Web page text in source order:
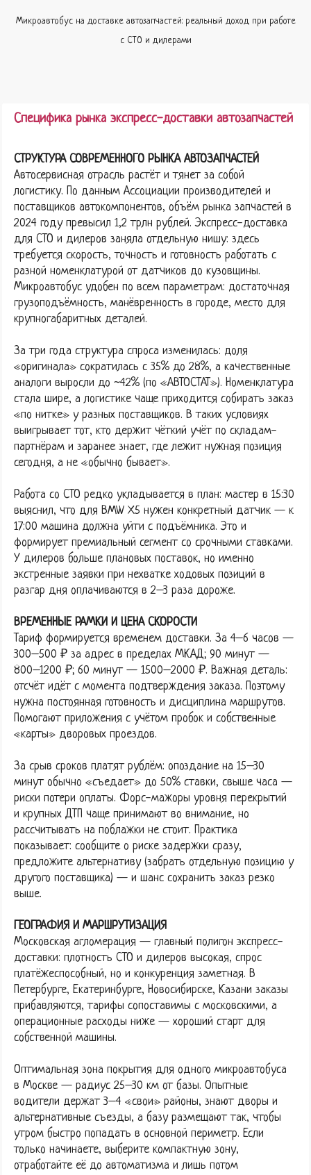
Микроавтобус на доставке автозапчастей: реальный доход при работе
с СТО и дилерами
Специфика рынка экспресс-доставки автозапчастей
СТРУКТУРА СОВРЕМЕННОГО РЫНКА АВТОЗАПЧАСТЕЙ
Автосервисная отрасль растёт и тянет за собой
логистику. По данным Ассоциации производителей и
поставщиков автокомпонентов, объём рынка запчастей в
2024 году превысил 1,2 трлн рублей. Экспресс-доставка
для СТО и дилеров заняла отдельную нишу: здесь
требуется скорость, точность и готовность работать с
разной номенклатурой от датчиков до кузовщины.
Микроавтобус удобен по всем параметрам: достаточная
грузоподъёмность, манёвренность в городе, место для
крупногабаритных деталей.
За три года структура спроса изменилась: доля
«оригинала» сократилась с 35% до 28%, а качественные
аналоги выросли до ~42% (по «АВТОСТАТ»). Номенклатура
стала шире, а логистике чаще приходится собирать заказ
«по нитке» у разных поставщиков. В таких условиях
выигрывает тот, кто держит чёткий учёт по складам-
партнёрам и заранее знает, где лежит нужная позиция
сегодня, а не «обычно бывает».
Работа со СТО редко укладывается в план: мастер в 15:30
выяснил, что для BMW X5 нужен конкретный датчик — к
17:00 машина должна уйти с подъёмника. Это и
формирует премиальный сегмент со срочными ставками.
У дилеров больше плановых поставок, но именно
экстренные заявки при нехватке ходовых позиций в
разгар дня оплачиваются в 2–3 раза дороже.
ВРЕМЕННЫЕ РАМКИ И ЦЕНА СКОРОСТИ
Тариф формируется временем доставки. За 4–6 часов —
300–500 ₽ за адрес в пределах МКАД; 90 минут —
800–1200 ₽; 60 минут — 1500–2000 ₽. Важная деталь:
отсчёт идёт с момента подтверждения заказа. Поэтому
нужна постоянная готовность и дисциплина маршрутов.
Помогают приложения с учётом пробок и собственные
«карты» дворовых проездов.
За срыв сроков платят рублём: опоздание на 15–30
минут обычно «съедает» до 50% ставки, свыше часа —
риски потери оплаты. Форс-мажоры уровня перекрытий
и крупных ДТП чаще принимают во внимание, но
рассчитывать на поблажки не стоит. Практика
показывает: сообщите о риске задержки сразу,
предложите альтернативу (забрать отдельную позицию у
другого поставщика) — и шанс сохранить заказ резко
выше.
ГЕОГРАФИЯ И МАРШРУТИЗАЦИЯ
Московская агломерация — главный полигон экспресс-
доставки: плотность СТО и дилеров высокая, спрос
платёжеспособный, но и конкуренция заметная. В
Петербурге, Екатеринбурге, Новосибирске, Казани заказы
прибавляются, тарифы сопоставимы с московскими, а
операционные расходы ниже — хороший старт для
собственной машины.
Оптимальная зона покрытия для одного микроавтобуса
в Москве — радиус 25–30 км от базы. Опытные
водители держат 3–4 «свои» районы, знают дворы и
альтернативные съезды, а базу размещают так, чтобы
утром быстро попадать в основной периметр. Если
только начинаете, выберите компактную зону,
отработайте её до автоматизма и лишь потом